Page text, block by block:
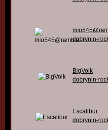
dobrynin-
BigVolk
dobrynin-
Escalibur
dobrynin-